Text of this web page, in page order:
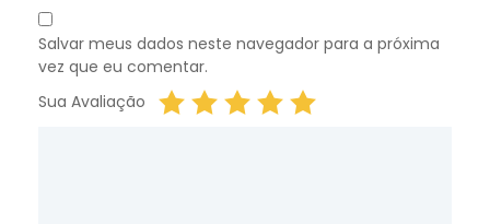
Salvar meus dados neste navegador para a próxima
vez que eu comentar.
Sua Avaliação